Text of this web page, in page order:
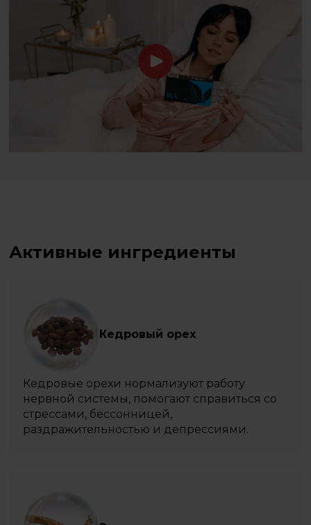
Активные ингредиенты
Кедровый орех
Кедровые орехи нормализуют работу
нервной системы, помогают справиться со
стрессами, бессонницей,
раздражительностью и депрессиями.